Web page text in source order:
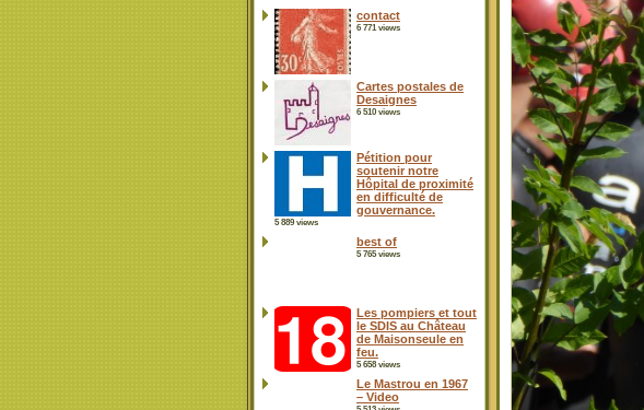
contact
6 771 views
Cartes postales de
Desaignes
6 510 views
Pétition pour
soutenir notre
Hôpital de proximité
en difficulté de
gouvernance.
5 889 views
best of
5 765 views
Les pompiers et tout
le SDIS au Château
de Maisonseule en
feu.
5 658 views
Le Mastrou en 1967
– Video